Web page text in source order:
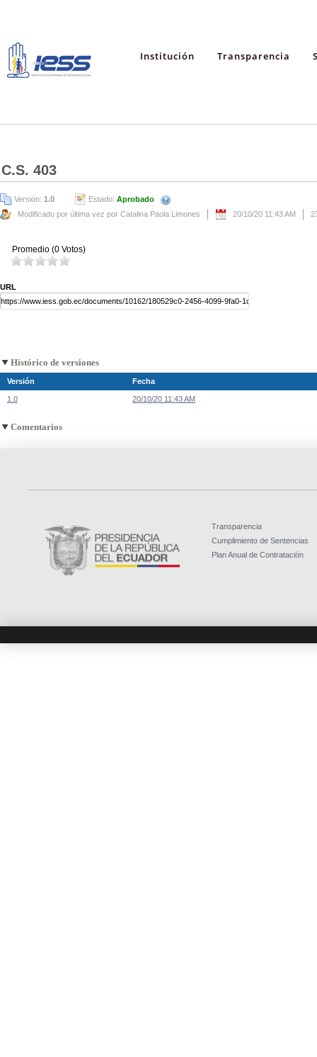
Institución Transparencia
C.S. 403
Versión: 1.0 Estado: Aprobado
Modificado por última vez por Catalina Paola Limones
20/10/20 11:43 AM
Promedio (0 Votos)
URL
Histórico de versiones
Versión Fecha
1.0 20/10/20 11:43 AM
Comentarios
Transparencia
Cumplimiento de Sentencias
Plan Anual de Contratación